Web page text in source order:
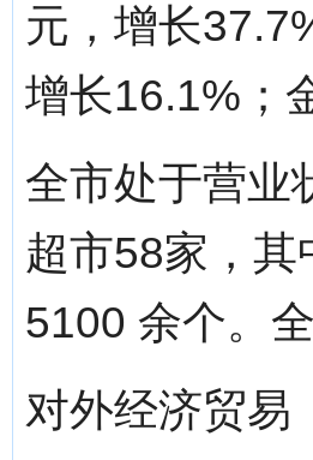
元，增长
增长16.1%；
全市处于营业
超市58家，
5100 余个。
对外经济贸易